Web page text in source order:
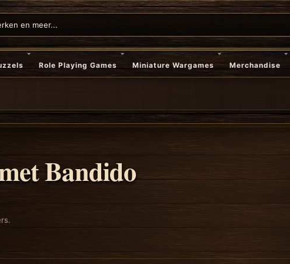
Role Playing Games Miniature Wargames Merchandise
Bandido